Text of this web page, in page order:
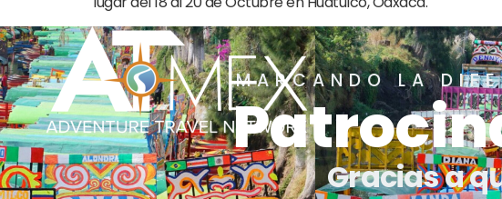
MARCANDO LA
Gracias a